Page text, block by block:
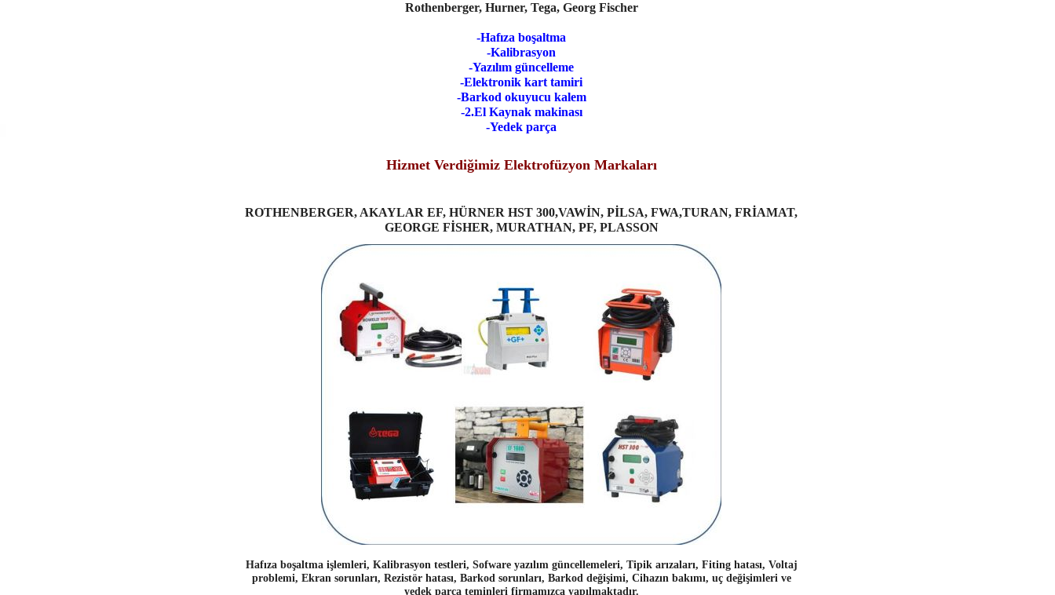
Rothenberger, Hurner, Tega, Georg Fischer
-Hafıza boşaltma
-Kalibrasyon
-Yazılım güncelleme
-Elektronik kart tamiri
-Barkod okuyucu kalem
-2.El Kaynak makinası
-Yedek parça
Hizmet Verdiğimiz Elektrofüzyon Markaları
ROTHENBERGER, AKAYLAR EF, HÜRNER HST 300,VAWİN, PİLSA, FWA,TURAN, FRİAMAT,
GEORGE FİSHER, MURATHAN, PF, PLASSON
Hafıza boşaltma işlemleri, Kalibrasyon testleri, Sofware yazılım güncellemeleri, Tipik arızaları, Fiting hatası, Voltaj
problemi, Ekran sorunları, Rezistör hatası, Barkod sorunları, Barkod değişimi, Cihazın bakımı, uç değişimleri ve
yedek parça teminleri firmamızca yapılmaktadır.